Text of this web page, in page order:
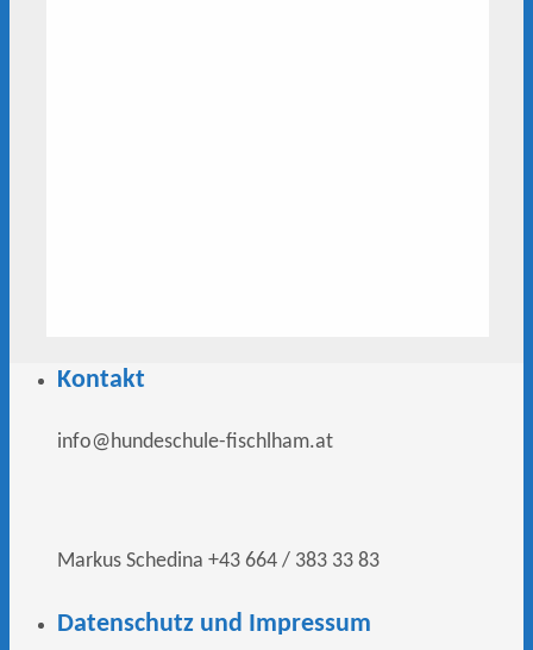
Kontakt
info@hundeschule-fischlham.at
Markus Schedina +43 664 / 383 33 83
Datenschutz und Impressum